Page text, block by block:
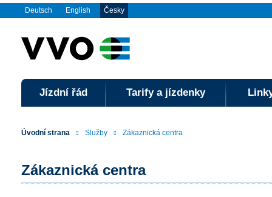
Deutsch English Česky
Jízdní řád Tarify a jízdenky
Úvodní strana Služby Zákaznická centra
Zákaznická centra